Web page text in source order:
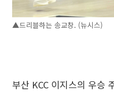
▲드리블하는 송교창. (뉴시스)
부산 KCC 이지스의 우승